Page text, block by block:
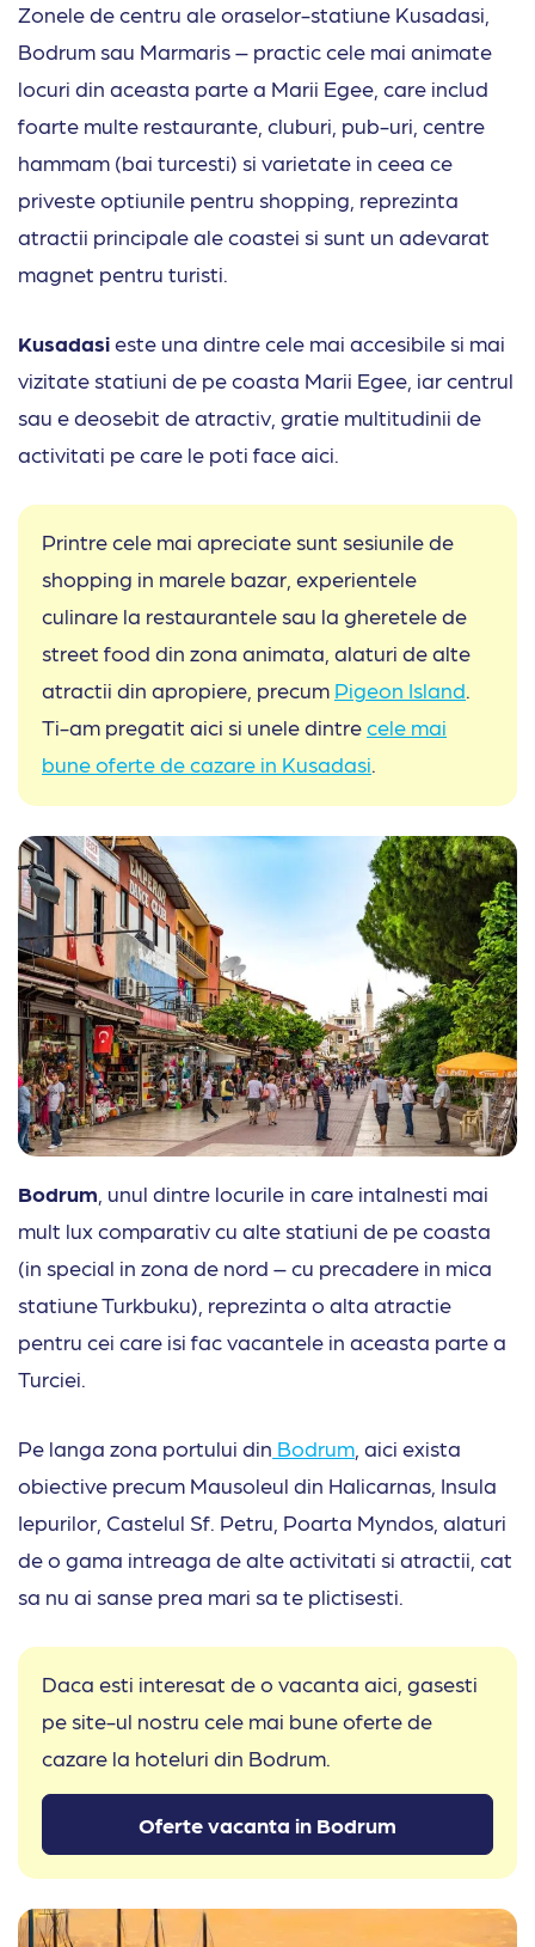
Zonele de centru ale oraselor-statiune Kusadasi,
Bodrum sau Marmaris – practic cele mai animate
locuri din aceasta parte a Marii Egee, care includ
foarte multe restaurante, cluburi, pub-uri, centre
hammam (bai turcesti) si varietate in ceea ce
priveste optiunile pentru shopping, reprezinta
atractii principale ale coastei si sunt un adevarat
magnet pentru turisti.
Kusadasieste una dintre cele mai accesibile si mai
vizitate statiuni de pe coasta Marii Egee, iar centrul
sau e deosebit de atractiv, gratie multitudinii de
activitati pe care le poti face aici.
Printre cele mai apreciate sunt sesiunile de
shopping in marele bazar, experientele
culinare la restaurantele sau la gheretele de
street food din zona animata, alaturi de alte
atractii din apropiere, precum Pigeon Island
Ti-am pregatit aici si unele dintrecele mai
bune oferte de cazare in Kusadasi
Bodrum , unul dintre locurile in care intalnesti mai
mult lux comparativ cu alte statiuni de pe coasta
(in special in zona de nord – cu precadere in mica
statiune Turkbuku), reprezinta o alta atractie
pentru cei care isi fac vacantele in aceasta parte a
Turciei.
Pe langa zona portului din Bodrum , aici exista
obiective precum Mausoleul din Halicarnas, Insula
Iepurilor, Castelul Sf. Petru, Poarta Myndos, alaturi
de o gama intreaga de alte activitati si atractii, cat
sa nu ai sanse prea mari sa te plictisesti.
Daca esti interesat de o vacanta aici, gasesti
pe site-ul nostru cele mai bune oferte de
cazare la hoteluri din Bodrum.
Oferte vacanta in Bodrum